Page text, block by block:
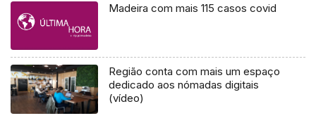
Madeira com mais 115 casos covid
Região conta com mais um espaço
dedicado aos nómadas digitais
(vídeo)